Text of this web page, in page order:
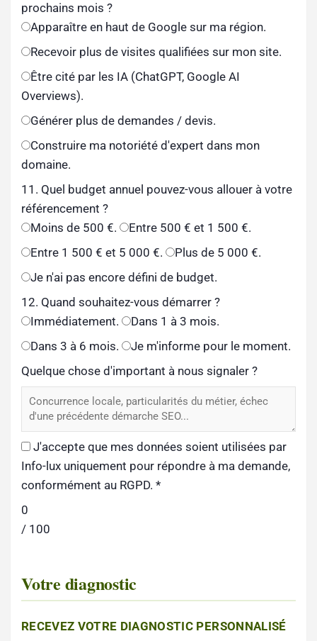
prochains mois ?
Apparaître en haut de Google sur ma région.
Recevoir plus de visites qualifiées sur mon site.
Être cité par les IA (ChatGPT, Google AI
Overviews).
Générer plus de demandes / devis.
Construire ma notoriété d'expert dans mon
domaine.
11. Quel budget annuel pouvez-vous allouer à votre
référencement ?
Moins de 500 €.
Entre 500 € et 1 500 €.
Entre 1 500 € et 5 000 €.
Plus de 5 000 €.
Je n'ai pas encore défini de budget.
12. Quand souhaitez-vous démarrer ?
Immédiatement.
Dans 1 à 3 mois.
Dans 3 à 6 mois.
Je m'informe pour le moment.
Quelque chose d'important à nous signaler ?
J'accepte que mes données soient utilisées par
Info-lux uniquement pour répondre à ma demande,
conformément au RGPD. *
0
/ 100
Votre diagnostic
RECEVEZ VOTRE DIAGNOSTIC PERSONNALISÉ